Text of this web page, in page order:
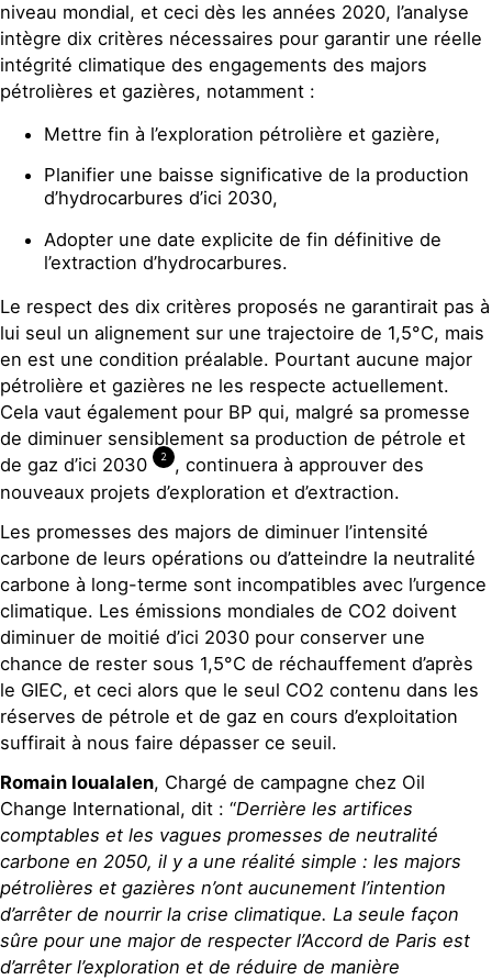
niveau mondial, et ceci dès les années 2020, l’analyse
intègre dix critères nécessaires pour garantir une réelle
intégrité climatique des engagements des majors
pétrolières et gazières, notamment :
Mettre fin à l’exploration pétrolière et gazière,
Planifier une baisse significative de la production
d’hydrocarbures d’ici 2030,
Adopter une date explicite de fin définitive de
l’extraction d’hydrocarbures.
Le respect des dix critères proposés ne garantirait pas à
lui seul un alignement sur une trajectoire de 1,5°C, mais
en est une condition préalable. Pourtant aucune major
pétrolière et gazières ne les respecte actuellement.
Cela vaut également pour BP qui, malgré sa promesse
de diminuer sensiblement sa production de pétrole et
de gaz d’ici 2030
2
, continuera à approuver des
nouveaux projets d’exploration et d’extraction.
Les promesses des majors de diminuer l’intensité
carbone de leurs opérations ou d’atteindre la neutralité
carbone à long-terme sont incompatibles avec l’urgence
climatique. Les émissions mondiales de CO2 doivent
diminuer de moitié d’ici 2030 pour conserver une
chance de rester sous 1,5°C de réchauffement d’après
le GIEC, et ceci alors que le seul CO2 contenu dans les
réserves de pétrole et de gaz en cours d’exploitation
suffirait à nous faire dépasser ce seuil.
Romain Ioualalen, Chargé de campagne chez Oil
Change International, dit : “Derrière les artifices
comptables et les vagues promesses de neutralité
carbone en 2050, il y a une réalité simple : les majors
pétrolières et gazières n’ont aucunement l’intention
d’arrêter de nourrir la crise climatique. La seule façon
sûre pour une major de respecter l’Accord de Paris est
d’arrêter l’exploration et de réduire de manière